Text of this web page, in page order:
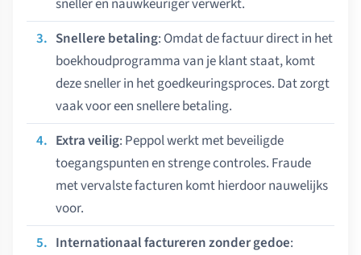
sneller en nauwkeuriger verwerkt.
Snellere betaling: Omdat de factuur direct in het
boekhoudprogramma van je klant staat, komt
deze sneller in het goedkeuringsproces. Dat zorgt
vaak voor een snellere betaling.
Extra veilig: Peppol werkt met beveiligde
toegangspunten en strenge controles. Fraude
met vervalste facturen komt hierdoor nauwelijks
voor.
Internationaal factureren zonder gedoe: